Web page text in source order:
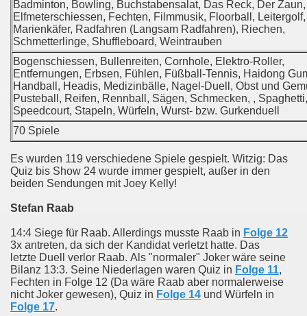
Badminton, Bowling, Buchstabensalat, Das Reck, Der Zaun,
Elfmeterschiessen, Fechten, Filmmusik, Floorball, Leitergolf,
Marienkäfer, Radfahren (Langsam Radfahren), Riechen,
Schmetterlinge, Shuffleboard, Weintrauben
Bogenschiessen, Bullenreiten, Cornhole, Elektro-Roller,
Entfernungen, Erbsen, Fühlen, Füßball-Tennis, Haidong
Handball, Headis, Medizinbälle, Nagel-Duell, Obst und
Pusteball, Reifen, Rennball, Sägen, Schmecken, , Spaghetti,
Speedcourt, Stapeln, Würfeln, Wurst- bzw. Gurkenduell
70 Spiele
Es wurden 119 verschiedene Spiele gespielt. Witzig: Das
Quiz bis Show 24 wurde immer gespielt, außer in den
beiden Sendungen mit Joey Kelly!
Stefan Raab
14:4 Siege für Raab. Allerdings musste Raab in Folge 12
3x antreten, da sich der Kandidat verletzt hatte. Das
letzte Duell verlor Raab. Als "normaler" Joker wäre seine
Bilanz 13:3. Seine Niederlagen waren Quiz in Folge 11,
Fechten in Folge 12 (Da wäre Raab aber normalerweise
nicht Joker gewesen), Quiz in Folge 14 und Würfeln in
Folge 17.